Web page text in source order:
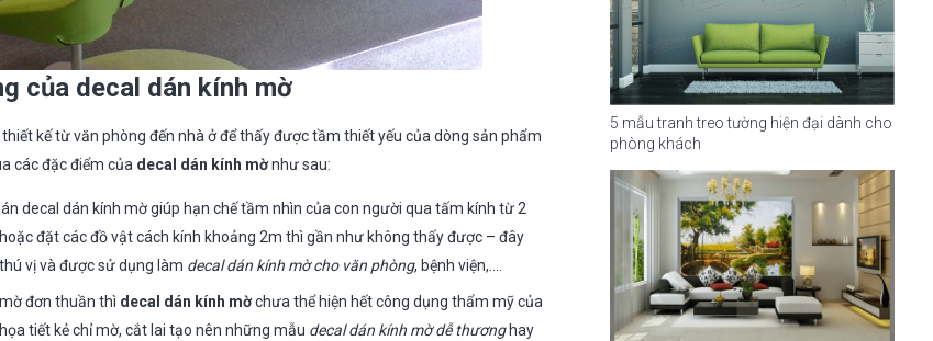
của decal dán kính mờ
kế từ văn phòng đến nhà ở để thấy được tầm thiết yếu của dòng sản phẩm
các đặc điểm của decal dán kính mờnhư sau:
decal dán kính mờ giúp hạn chế tầm nhìn của con người qua tấm kính từ 2
đặt các đồ vật cách kính khoảng 2m thì gần như không thấy được – đây
vị và được sử dụng làm decal dán kính mờ cho văn phòng, bệnh viện,….
đơn thuần thì decal dán kính mờchưa thể hiện hết công dụng thẩm mỹ của
tiết kẻ chỉ mờ, cắt lai tạo nên những mẫu decal dán kính mờ dễ thươnghay
5 mẫu tranh treo tường hiện đại dành cho
phòng khách